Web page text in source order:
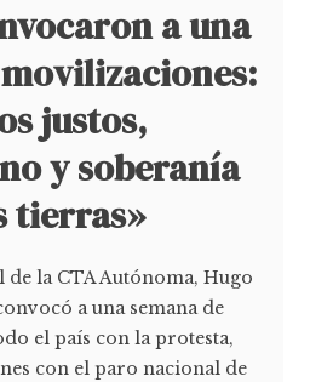
a una
justos,
y soberanía
tierras»
la CTA Autónoma, Hugo
a una semana de
el país con la protesta,
con el paro nacional de